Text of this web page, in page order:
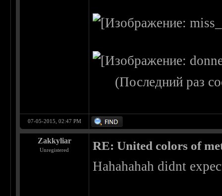
(Последний раз
07-05-2015, 02:47 PM
Zakkyliar
Unregistered RE: United colors of
Hahahahah didnt